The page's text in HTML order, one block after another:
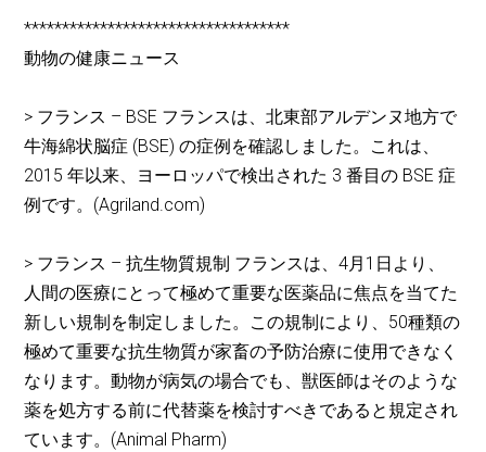
***********************************
動物の健康ニュース
> フランス – BSE フランスは、北東部アルデンヌ地方で
牛海綿状脳症 (BSE) の症例を確認しました。これは、
2015 年以来、ヨーロッパで検出された 3 番目の BSE 症
例です。(Agriland.com)
> フランス – 抗生物質規制 フランスは、4月1日より、
人間の医療にとって極めて重要な医薬品に焦点を当てた
新しい規制を制定しました。この規制により、50種類の
極めて重要な抗生物質が家畜の予防治療に使用できなく
なります。動物が病気の場合でも、獣医師はそのような
薬を処方する前に代替薬を検討すべきであると規定され
ています。(Animal Pharm)